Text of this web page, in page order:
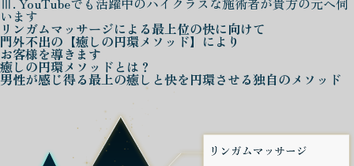
います
リンガムマッサージによる最上位の快に向けて
門外不出の 【癒しの円環メソッド】 により
お客様を導きます
癒しの円環メソッド とは？
男性が感じ得る最上の癒しと快を円環させる独自のメソッド